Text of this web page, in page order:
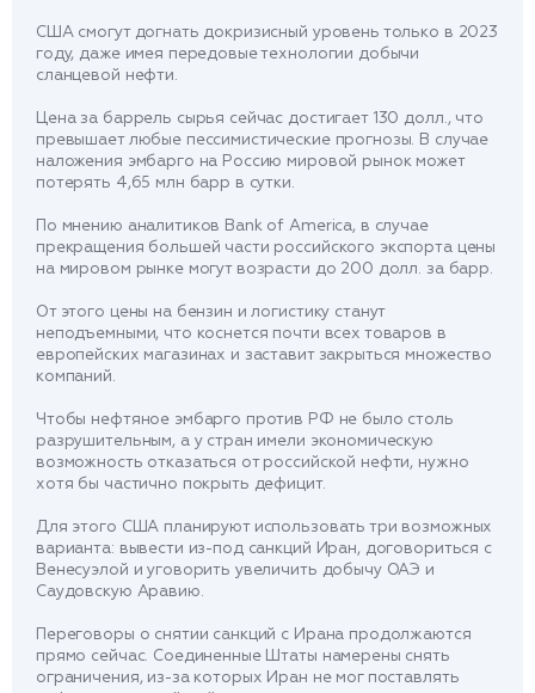
США смогут догнать докризисный уровень только в 2023
году, даже имея передовые технологии добычи
сланцевой нефти.
Цена за баррель сырья сейчас достигает 130 долл., что
превышает любые пессимистические прогнозы. В случае
наложения эмбарго на Россию мировой рынок может
потерять 4,65 млн барр в сутки.
По мнению аналитиков Bank of America, в случае
прекращения большей части российского экспорта цены
на мировом рынке могут возрасти до 200 долл. за барр.
От этого цены на бензин и логистику станут
неподъемными, что коснется почти всех товаров в
европейских магазинах и заставит закрыться множество
компаний.
Чтобы нефтяное эмбарго против РФ не было столь
разрушительным, а у стран имели экономическую
возможность отказаться от российской нефти, нужно
хотя бы частично покрыть дефицит.
Для этого США планируют использовать три возможных
варианта: вывести из-под санкций Иран, договориться с
Венесуэлой и уговорить увеличить добычу ОАЭ и
Саудовскую Аравию.
Переговоры о снятии санкций с Ирана продолжаются
прямо сейчас. Соединенные Штаты намерены снять
ограничения, из-за которых Иран не мог поставлять